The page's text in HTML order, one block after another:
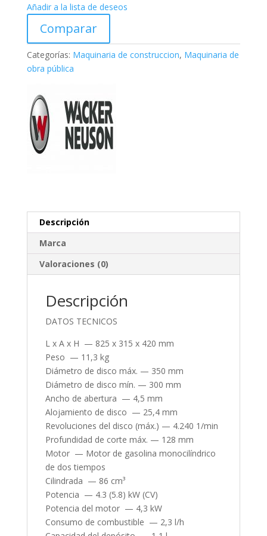
Añadir a la lista de deseos
Comparar
Categorías: Maquinaria de construccion, Maquinaria de
obra pública
Descripción
Marca
Valoraciones (0)
Descripción
DATOS TECNICOS
L x A x H — 825 x 315 x 420 mm
Peso — 11,3 kg
Diámetro de disco máx. — 350 mm
Diámetro de disco mín. — 300 mm
Ancho de abertura — 4,5 mm
Alojamiento de disco — 25,4 mm
Revoluciones del disco (máx.) — 4.240 1/min
Profundidad de corte máx. — 128 mm
Motor — Motor de gasolina monocilíndrico
de dos tiempos
Cilindrada — 86 cm³
Potencia — 4.3 (5.8) kW (CV)
Potencia del motor — 4,3 kW
Consumo de combustible — 2,3 l/h